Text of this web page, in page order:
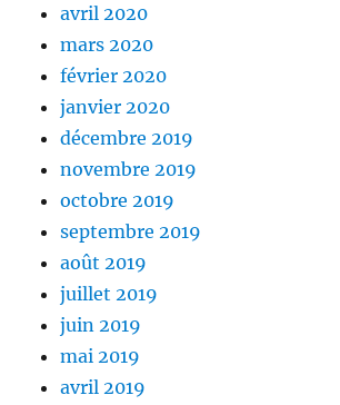
avril 2020
mars 2020
février 2020
janvier 2020
décembre 2019
novembre 2019
octobre 2019
septembre 2019
août 2019
juillet 2019
juin 2019
mai 2019
avril 2019